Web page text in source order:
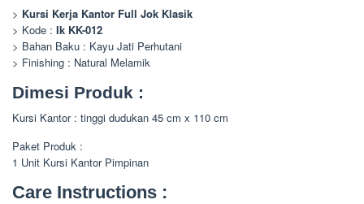
> Kursi Kerja Kantor Full Jok Klasik
> Kode : Ik KK-012
> Bahan Baku : Kayu Jati Perhutani
> Finishing : Natural Melamik
Dimesi Produk :
Kursi Kantor : tinggi dudukan 45 cm x 110 cm
Paket Produk :
1 Unit Kursi Kantor Pimpinan
Care Instructions :